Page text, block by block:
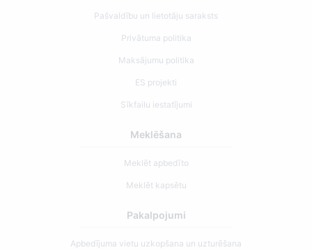
Pašvaldību un lietotāju saraksts
Privātuma politika
Maksājumu politika
ES projekti
Sīkfailu iestatījumi
Meklēšana
Meklēt apbedīto
Meklēt kapsētu
Pakalpojumi
Apbedījuma vietu uzkopšana un uzturēšana